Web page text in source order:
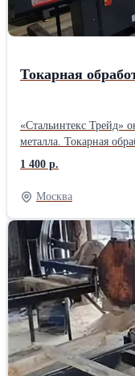
Токарная
«Стальинтекс Трейд»
металла. Токарная обработка металла — это процесс
механической
вокруг своей оси, а
перемещается по
придавая изделию
широко используется
других сложных форм. Токарная обработка применяется в
различных отраслях
машиностроение,
где требуется высокая
работы: от 1 400 руб./
ч. Токарные работы
услуги по обработке
«Стальинтекс Трейд»
1 400 р.
Москва